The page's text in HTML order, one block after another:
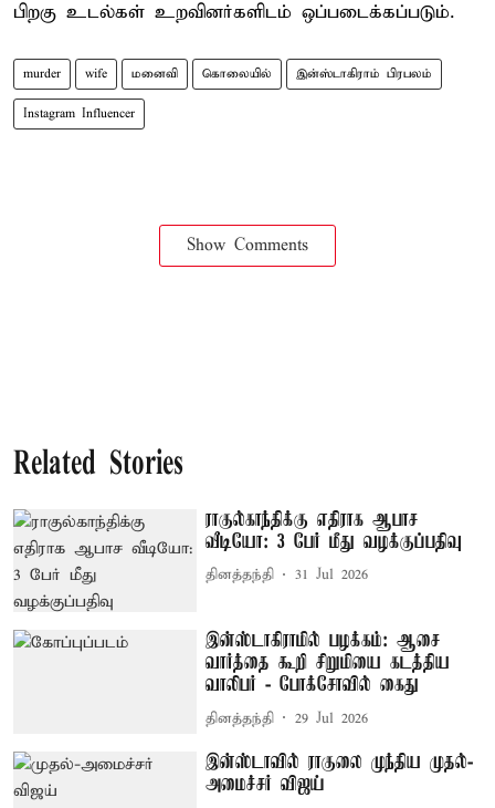
பிறகு உடல்கள் உறவினர்களிடம் ஒப்படைக்கப்படும்.
murder wife மனைவி கொலையில் இன்ஸ்டாகிராம் பிரபலம்
Instagram Influencer
Show Comments
Related Stories
ராகுல்காந்திக்கு எதிராக ஆபாச
வீடியோ: 3 பேர் மீது வழக்குப்பதிவு
தினத்தந்தி 31 Jul 2026
இன்ஸ்டாகிராமில் பழக்கம்: ஆசை
வார்த்தை கூறி சிறுமியை கடத்திய
வாலிபர் - போக்சோவில் கைது
தினத்தந்தி 29 Jul 2026
இன்ஸ்டாவில் ராகுலை முந்திய முதல்-
அமைச்சர் விஜய்